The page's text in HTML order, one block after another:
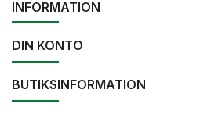
INFORMATION
DIN KONTO
BUTIKSINFORMATION